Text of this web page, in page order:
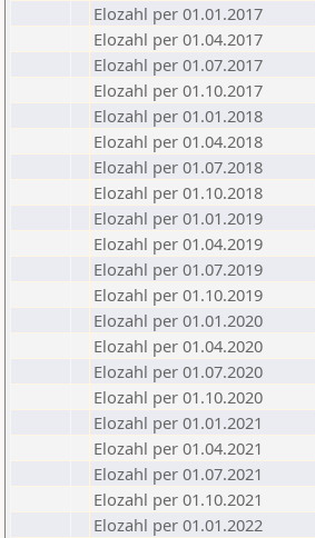
Elozahl per 01.01.2017
Elozahl per 01.04.2017
Elozahl per 01.07.2017
Elozahl per 01.10.2017
Elozahl per 01.01.2018
Elozahl per 01.04.2018
Elozahl per 01.07.2018
Elozahl per 01.10.2018
Elozahl per 01.01.2019
Elozahl per 01.04.2019
Elozahl per 01.07.2019
Elozahl per 01.10.2019
Elozahl per 01.01.2020
Elozahl per 01.04.2020
Elozahl per 01.07.2020
Elozahl per 01.10.2020
Elozahl per 01.01.2021
Elozahl per 01.04.2021
Elozahl per 01.07.2021
Elozahl per 01.10.2021
Elozahl per 01.01.2022